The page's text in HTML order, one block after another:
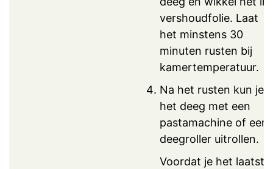
vershoudfolie. Laat
het minstens 30
minuten rusten bij
kamertemperatuur.
Na het rusten kun je
het deeg met een
pastamachine of een
deegroller uitrollen.
Voordat je het laatste